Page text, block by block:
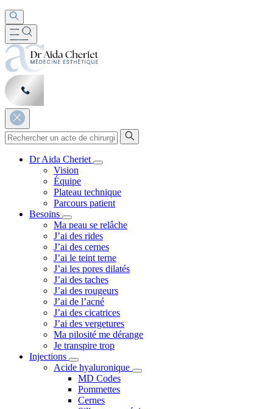
Dr Aida Cheriet
Vision
Équipe
Plateau technique
Parcours patient
Besoins
Ma peau se relâche
J’ai des rides
J’ai des cernes
J’ai le teint terne
J’ai les pores dilatés
J’ai des taches
J’ai des rougeurs
J’ai de l’acné
J’ai des cicatrices
J’ai des vergetures
Ma pilosité me dérange
Je transpire trop
Injections
Acide hyaluronique
MD Codes
Pommettes
Cernes